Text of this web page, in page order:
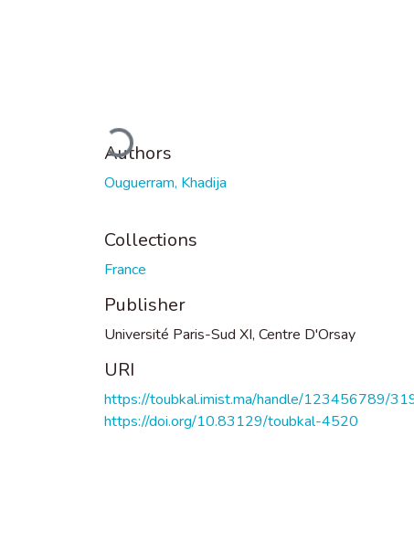
Loading...
Authors
Ouguerram, Khadija
Collections
France
Publisher
Université Paris-Sud XI, Centre D'Orsay
URI
https://toubkal.imist.ma/handle/123456789/
https://doi.org/10.83129/toubkal-4520